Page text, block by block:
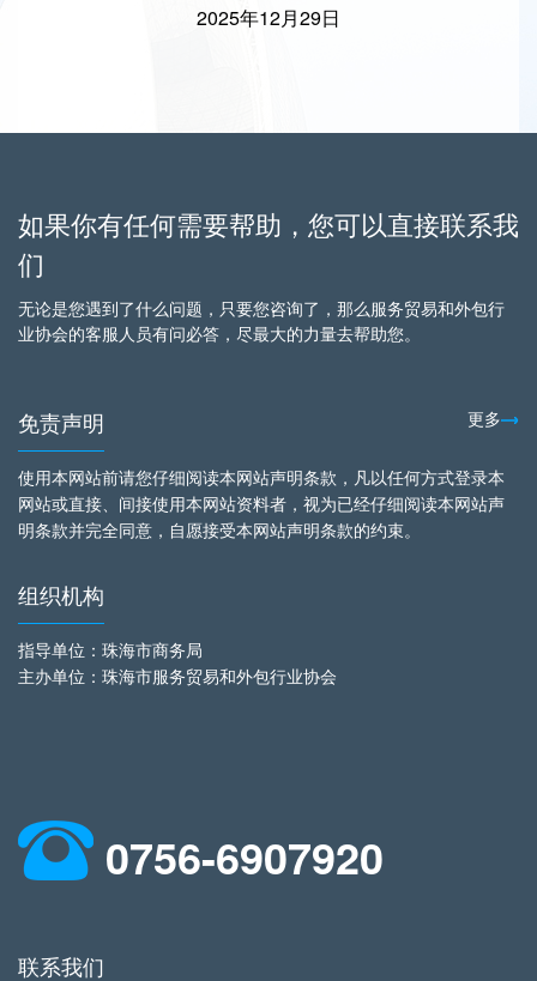
2025年12月29日
如果你有任何需要帮助，您可以直接联系我
们
无论是您遇到了什么问题，只要您咨询了，那么服务贸易和外包行
业协会的客服人员有问必答，尽最大的力量去帮助您。
免责声明 更多
使用本网站前请您仔细阅读本网站声明条款，凡以任何方式登录本
网站或直接、间接使用本网站资料者，视为已经仔细阅读本网站声
明条款并完全同意，自愿接受本网站声明条款的约束。
组织机构
指导单位：珠海市商务局
主办单位：珠海市服务贸易和外包行业协会
0756-6907920
联系我们